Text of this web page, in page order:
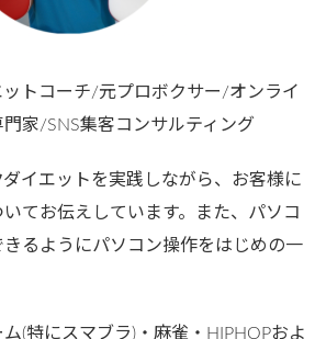
トコーチ/元プロボクサー/オンライ
家/SNS集客コンサルティング
イエットを実践しながら、お客様に
てお伝えしています。また、パソコ
るようにパソコン操作をはじめの一
ム(特にスマブラ)・麻雀・HIPHOPおよ